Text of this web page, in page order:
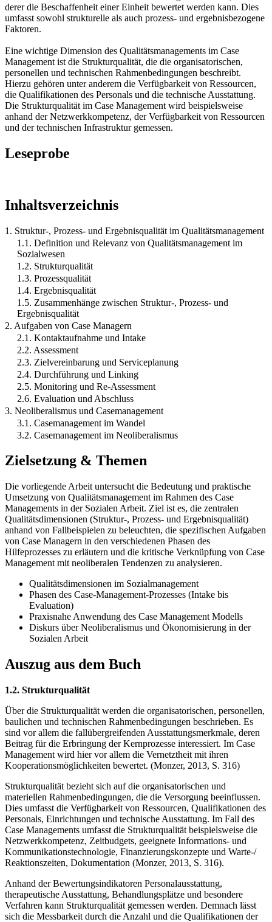
derer die Beschaffenheit einer Einheit bewertet werden kann. Dies
umfasst sowohl strukturelle als auch prozess- und ergebnisbezogene
Faktoren.
Eine wichtige Dimension des Qualitätsmanagements im Case
Management ist die Strukturqualität, die die organisatorischen,
personellen und technischen Rahmenbedingungen beschreibt.
Hierzu gehören unter anderem die Verfügbarkeit von Ressourcen,
die Qualifikationen des Personals und die technische Ausstattung.
Die Strukturqualität im Case Management wird beispielsweise
anhand der Netzwerkkompetenz, der Verfügbarkeit von Ressourcen
und der technischen Infrastruktur gemessen.
Leseprobe
Inhaltsverzeichnis
1. Struktur-, Prozess- und Ergebnisqualität im Qualitätsmanagement
1.1. Definition und Relevanz von Qualitätsmanagement im
Sozialwesen
1.2. Strukturqualität
1.3. Prozessqualität
1.4. Ergebnisqualität
1.5. Zusammenhänge zwischen Struktur-, Prozess- und
Ergebnisqualität
2. Aufgaben von Case Managern
2.1. Kontaktaufnahme und Intake
2.2. Assessment
2.3. Zielvereinbarung und Serviceplanung
2.4. Durchführung und Linking
2.5. Monitoring und Re-Assessment
2.6. Evaluation und Abschluss
3. Neoliberalismus und Casemanagement
3.1. Casemanagement im Wandel
3.2. Casemanagement im Neoliberalismus
Zielsetzung & Themen
Die vorliegende Arbeit untersucht die Bedeutung und praktische
Umsetzung von Qualitätsmanagement im Rahmen des Case
Managements in der Sozialen Arbeit. Ziel ist es, die zentralen
Qualitätsdimensionen (Struktur-, Prozess- und Ergebnisqualität)
anhand von Fallbeispielen zu beleuchten, die spezifischen Aufgaben
von Case Managern in den verschiedenen Phasen des
Hilfeprozesses zu erläutern und die kritische Verknüpfung von Case
Management mit neoliberalen Tendenzen zu analysieren.
Qualitätsdimensionen im Sozialmanagement
Phasen des Case-Management-Prozesses (Intake bis
Evaluation)
Praxisnahe Anwendung des Case Management Modells
Diskurs über Neoliberalismus und Ökonomisierung in der
Sozialen Arbeit
Auszug aus dem Buch
1.2. Strukturqualität
Über die Strukturqualität werden die organisatorischen, personellen,
baulichen und technischen Rahmenbedingungen beschrieben. Es
sind vor allem die fallübergreifenden Ausstattungsmerkmale, deren
Beitrag für die Erbringung der Kernprozesse interessiert. Im Case
Management wird hier vor allem die Vernetztheit mit ihren
Kooperationsmöglichkeiten bewertet. (Monzer, 2013, S. 316)
Strukturqualität bezieht sich auf die organisatorischen und
materiellen Rahmenbedingungen, die die Versorgung beeinflussen.
Dies umfasst die Verfügbarkeit von Ressourcen, Qualifikationen des
Personals, Einrichtungen und technische Ausstattung. Im Fall des
Case Managements umfasst die Strukturqualität beispielsweise die
Netzwerkkompetenz, Zeitbudgets, geeignete Informations- und
Kommunikationstechnologie, Finanzierungskonzepte und Warte-/
Reaktionszeiten, Dokumentation (Monzer, 2013, S. 316).
Anhand der Bewertungsindikatoren Personalausstattung,
therapeutische Ausstattung, Behandlungsplätze und besondere
Verfahren kann Strukturqualität gemessen werden. Demnach lässt
sich die Messbarkeit durch die Anzahl und die Qualifikationen der